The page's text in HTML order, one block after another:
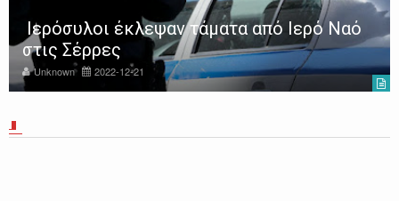
Ιερόσυλοι έκλεψαν τάματα από Ιερό Ναό
στις Σέρρες
Unknown 2022-12-21